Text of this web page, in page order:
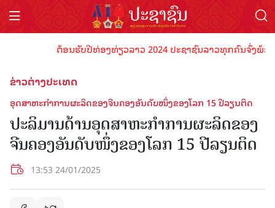
ຕ້ອນຮັບປີທ່ອງທ່ຽວລາວ 2024 ປະຊາຊົນລາວທຸກຄົນຈົ່ງພ້ອ
ຂ່າວຕ່າງປະເທດ
ອຸດສາຫະກໍາການຜະລິດຂອງຈີນຄອງອັນດັບໜຶ່ງຂອງໂລກ 15 ປີລຽນຕິດ
ປະລິມານດ້ານອຸດສາຫະກໍາການຜະລິດຂອງ
ຈີນຄອງອັນດັບໜຶ່ງຂອງໂລກ 15 ປີລຽນຕິດ
13:53 24/01/2025